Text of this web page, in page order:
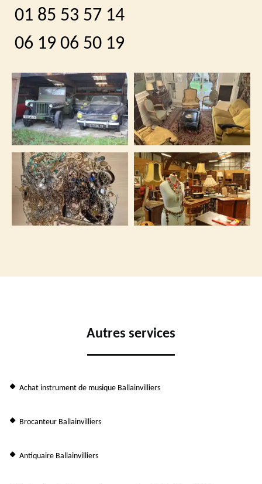
01 85 53 57 14
06 19 06 50 19
Autres services
Achat instrument de musique Ballainvilliers
Brocanteur Ballainvilliers
Antiquaire Ballainvilliers